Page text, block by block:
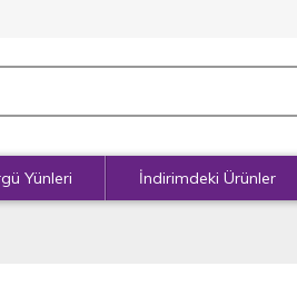
Yünleri İndirimdeki Ürünler